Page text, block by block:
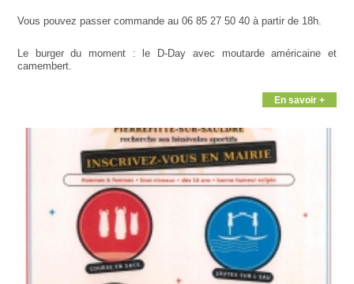
Vous pouvez passer commande au 06 85 27 50 40 à partir de 18h.
Le burger du moment : le D-Day avec moutarde américaine et
camembert.
En savoir +